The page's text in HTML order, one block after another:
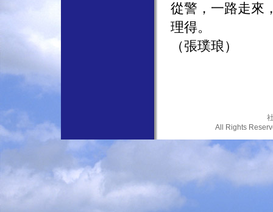
從警，一路走來
理得。
（張璞琅）
All Rights